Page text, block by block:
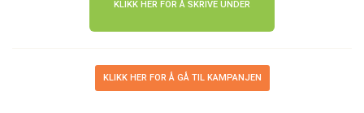
KLIKK HER FOR Å GÅ TIL KAMPANJEN